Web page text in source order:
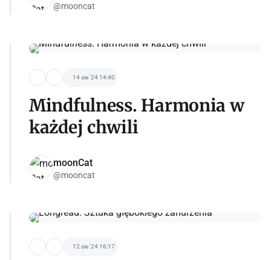
@mooncat
14 sie '24 14:40
Mindfulness. Harmonia w
każdej chwili
moonCat
@mooncat
12 sie '24 16:17